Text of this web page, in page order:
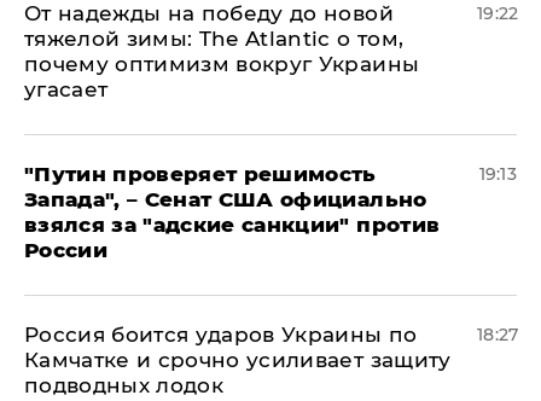
От надежды на победу до новой
тяжелой зимы: The Atlantic о том,
почему оптимизм вокруг Украины
угасает
19:22
"Путин проверяет решимость
Запада", – Сенат США официально
взялся за "адские санкции" против
России
19:13
Россия боится ударов Украины по
Камчатке и срочно усиливает защиту
подводных лодок
18:27